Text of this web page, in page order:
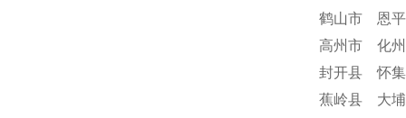
鹤山市 恩
高州市 化
封开县 怀
蕉岭县 大